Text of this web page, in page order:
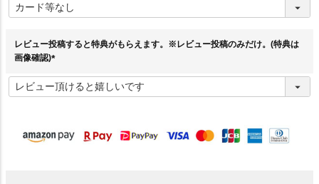
必
須
レビュー投稿すると特典がもらえます。※レビュー投稿のみだけ。(特典は
画像確認)
必
須